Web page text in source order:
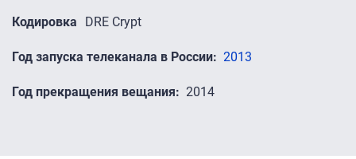
Кодировка DRE Crypt
Год запуска телеканала в России 2013
Год прекращения вещания 2014